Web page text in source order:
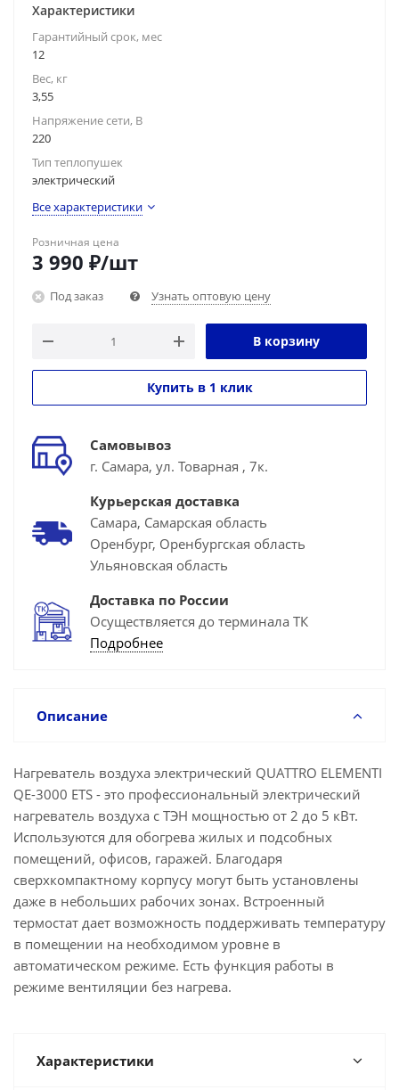
Характеристики
Гарантийный срок, мес
12
Вес, кг
3,55
Напряжение сети, В
220
Тип теплопушек
электрический
Все характеристики
Розничная цена
3 990 ₽/шт
Под заказ Узнать оптовую цену
В корзину
Купить в 1 клик
Самовывоз
г. Самара, ул. Товарная , 7к.
Курьерская доставка
Самара, Самарская область
Оренбург, Оренбургская область
Ульяновская область
Доставка по России
Осуществляется до терминала ТК
Подробнее
Описание
Нагреватель воздуха электрический QUATTRO ELEMENTI
QE-3000 ETS - это профессиональный электрический
нагреватель воздуха с ТЭН мощностью от 2 до 5 кВт.
Используются для обогрева жилых и подсобных
помещений, офисов, гаражей. Благодаря
сверхкомпактному корпусу могут быть установлены
даже в небольших рабочих зонах. Встроенный
термостат дает возможность поддерживать температуру
в помещении на необходимом уровне в
автоматическом режиме. Есть функция работы в
режиме вентиляции без нагрева.
Характеристики